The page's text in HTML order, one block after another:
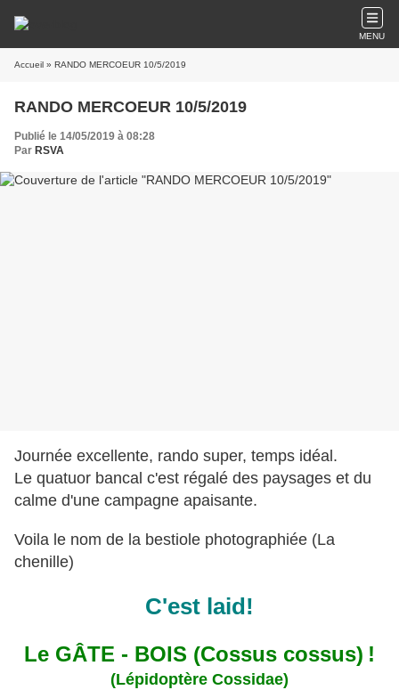
MENU
Accueil » RANDO MERCOEUR 10/5/2019
RANDO MERCOEUR 10/5/2019
Publié le 14/05/2019 à 08:28
Par RSVA
Journée excellente, rando super, temps idéal.
Le quatuor bancal c'est régalé des paysages et du
calme d'une campagne apaisante.
Voila le nom de la bestiole photographiée (La
chenille)
C'est laid!
Le GÂTE - BOIS (Cossus cossus) !
(Lépidoptère Cossidae)